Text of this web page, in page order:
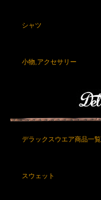
シャツ
小物,アクセサリー
デラックスウエア商品一覧
スウェット